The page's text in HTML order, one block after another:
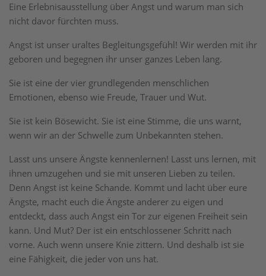
Eine Erlebnisausstellung über Angst und warum man sich
nicht davor fürchten muss.
Angst ist unser uraltes Begleitungsgefühl! Wir werden mit ihr
geboren und begegnen ihr unser ganzes Leben lang.
Sie ist eine der vier grundlegenden menschlichen
Emotionen, ebenso wie Freude, Trauer und Wut.
Sie ist kein Bösewicht. Sie ist eine Stimme, die uns warnt,
wenn wir an der Schwelle zum Unbekannten stehen.
Lasst uns unsere Ängste kennenlernen! Lasst uns lernen, mit
ihnen umzugehen und sie mit unseren Lieben zu teilen.
Denn Angst ist keine Schande. Kommt und lacht über eure
Ängste, macht euch die Ängste anderer zu eigen und
entdeckt, dass auch Angst ein Tor zur eigenen Freiheit sein
kann. Und Mut? Der ist ein entschlossener Schritt nach
vorne. Auch wenn unsere Knie zittern. Und deshalb ist sie
eine Fähigkeit, die jeder von uns hat.